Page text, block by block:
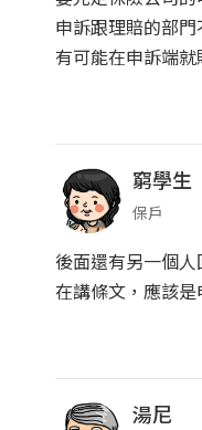
申訴跟理賠的部門
有可能在申訴端就
窮學生
保戶
後面還有另一個
在講條文，應該
湯尼